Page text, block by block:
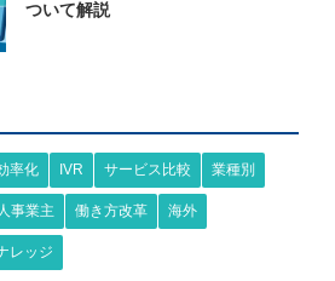
ついて解説
率化 IVR サービス比較 業種別
事業主 働き方改革 海外
レッジ